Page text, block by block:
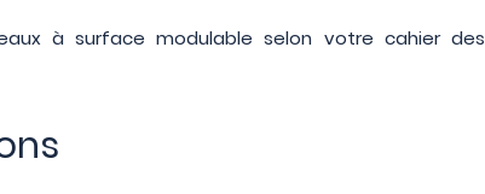
à surface modulable selon votre cahier des